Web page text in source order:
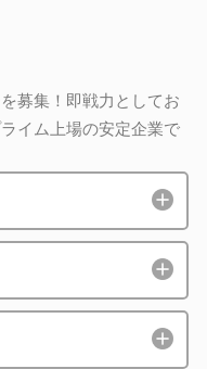
募集！即戦力としてお
イム上場の安定企業で